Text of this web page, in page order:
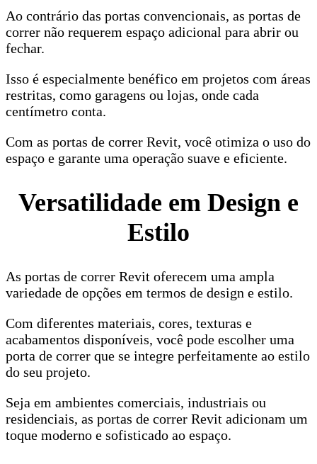
Ao contrário das portas convencionais, as portas de
correr não requerem espaço adicional para abrir ou
fechar.
Isso é especialmente benéfico em projetos com áreas
restritas, como garagens ou lojas, onde cada
centímetro conta.
Com as portas de correr Revit, você otimiza o uso do
espaço e garante uma operação suave e eficiente.
Versatilidade em Design e
Estilo
As portas de correr Revit oferecem uma ampla
variedade de opções em termos de design e estilo.
Com diferentes materiais, cores, texturas e
acabamentos disponíveis, você pode escolher uma
porta de correr que se integre perfeitamente ao estilo
do seu projeto.
Seja em ambientes comerciais, industriais ou
residenciais, as portas de correr Revit adicionam um
toque moderno e sofisticado ao espaço.